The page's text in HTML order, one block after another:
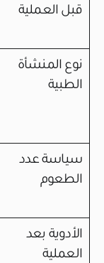
قبل العملية
نوع المنشأة
الطبية
سياسة عدد
الطعوم
الأدوية بعد
العملية